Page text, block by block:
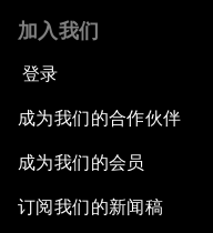
加入我们
登录
成为我们的合作伙伴
成为我们的会员
订阅我们的新闻稿